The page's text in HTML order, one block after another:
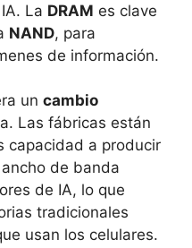
La DRAM es clave
NAND, para
de información.
un cambio
Las fábricas están
capacidad a producir
de banda
de IA, lo que
tradicionales
usan los celulares.